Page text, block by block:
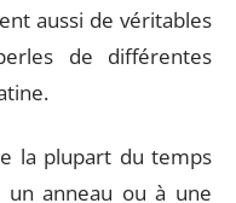
aussi de véritables
de différentes
la plupart du temps
anneau ou à une